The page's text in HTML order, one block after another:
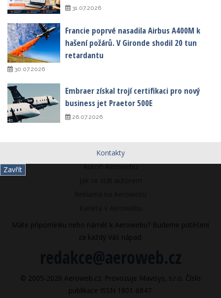
Zavřít
31.07.2026
Francie poprvé nasadila Airbus A400M k
hašení požárů. V Gironde shodil 20 tun
retardantu
30.07.2026
Embraer získal trojí certifikaci pro nový
business jet Praetor 500E
26.07.2026
Kontakty
Autoři Aerowebu
Máte připomínku nebo námět k Aerowebu? Budeme potěšeni
za každý Váš nápad.
© 2005-2026 Aeroweb.cz. Provozuje Mavisys, s.r.o. Číslo
publikace ISSN 1801-6847.